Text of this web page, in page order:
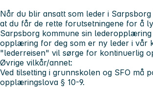
Når du blir ansatt som leder i
at du får de rette forutsetningene for å
Sarpsborg kommune sin
opplæring for deg som er ny leder i vår
"lederreisen" vil sørge for kontinuerlig
Øvrige vilkår/annet:
Ved tilsetting i grunnskolen og SFO må
opplæringslova § 10-9.